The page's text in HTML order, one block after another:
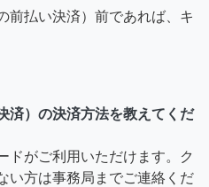
前払い決済）前であれば、キ
済）の決済方法を教えてくだ
ドがご利用いただけます。ク
い方は事務局までご連絡くだ